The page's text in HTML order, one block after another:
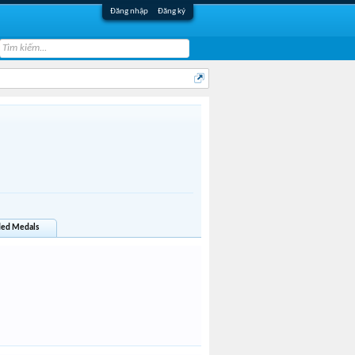
Đăng nhập Đăng ký
Medals